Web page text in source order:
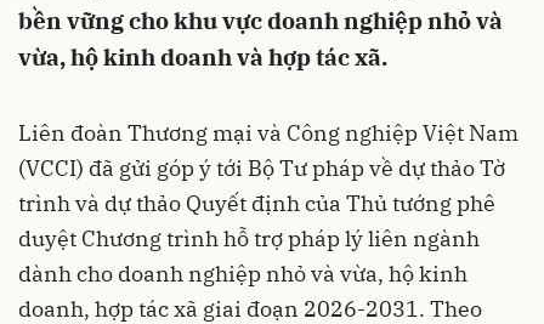
bền vững cho khu vực doanh nghiệp nhỏ và
vừa, hộ kinh doanh và hợp tác xã.
Liên đoàn Thương mại và Công nghiệp Việt Nam
(VCCI) đã gửi góp ý tới Bộ Tư pháp về dự thảo Tờ
trình và dự thảo Quyết định của Thủ tướng phê
duyệt Chương trình hỗ trợ pháp lý liên ngành
dành cho doanh nghiệp nhỏ và vừa, hộ kinh
doanh, hợp tác xã giai đoạn 2026-2031. Theo